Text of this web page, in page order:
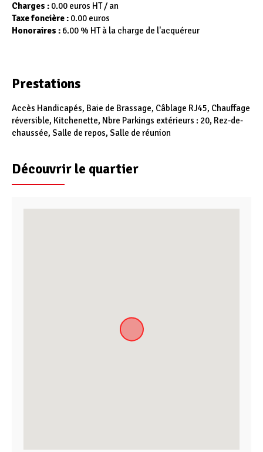
Charges : 0.00 euros HT / an
Taxe foncière : 0.00 euros
Honoraires : 6.00 % HT à la charge de l'acquéreur
Prestations
Accès Handicapés, Baie de Brassage, Câblage RJ45, Chauffage
réversible, Kitchenette, Nbre Parkings extérieurs : 20, Rez-de-
chaussée, Salle de repos, Salle de réunion
Découvrir le quartier